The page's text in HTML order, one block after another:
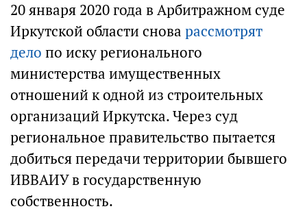
20 января 2020 года в Арбитражном суде
Иркутской области снова рассмотрят
дело по иску регионального
министерства имущественных
отношений к одной из строительных
организаций Иркутска. Через суд
региональное правительство пытается
добиться передачи территории бывшего
ИВВАИУ в государственную
собственность.